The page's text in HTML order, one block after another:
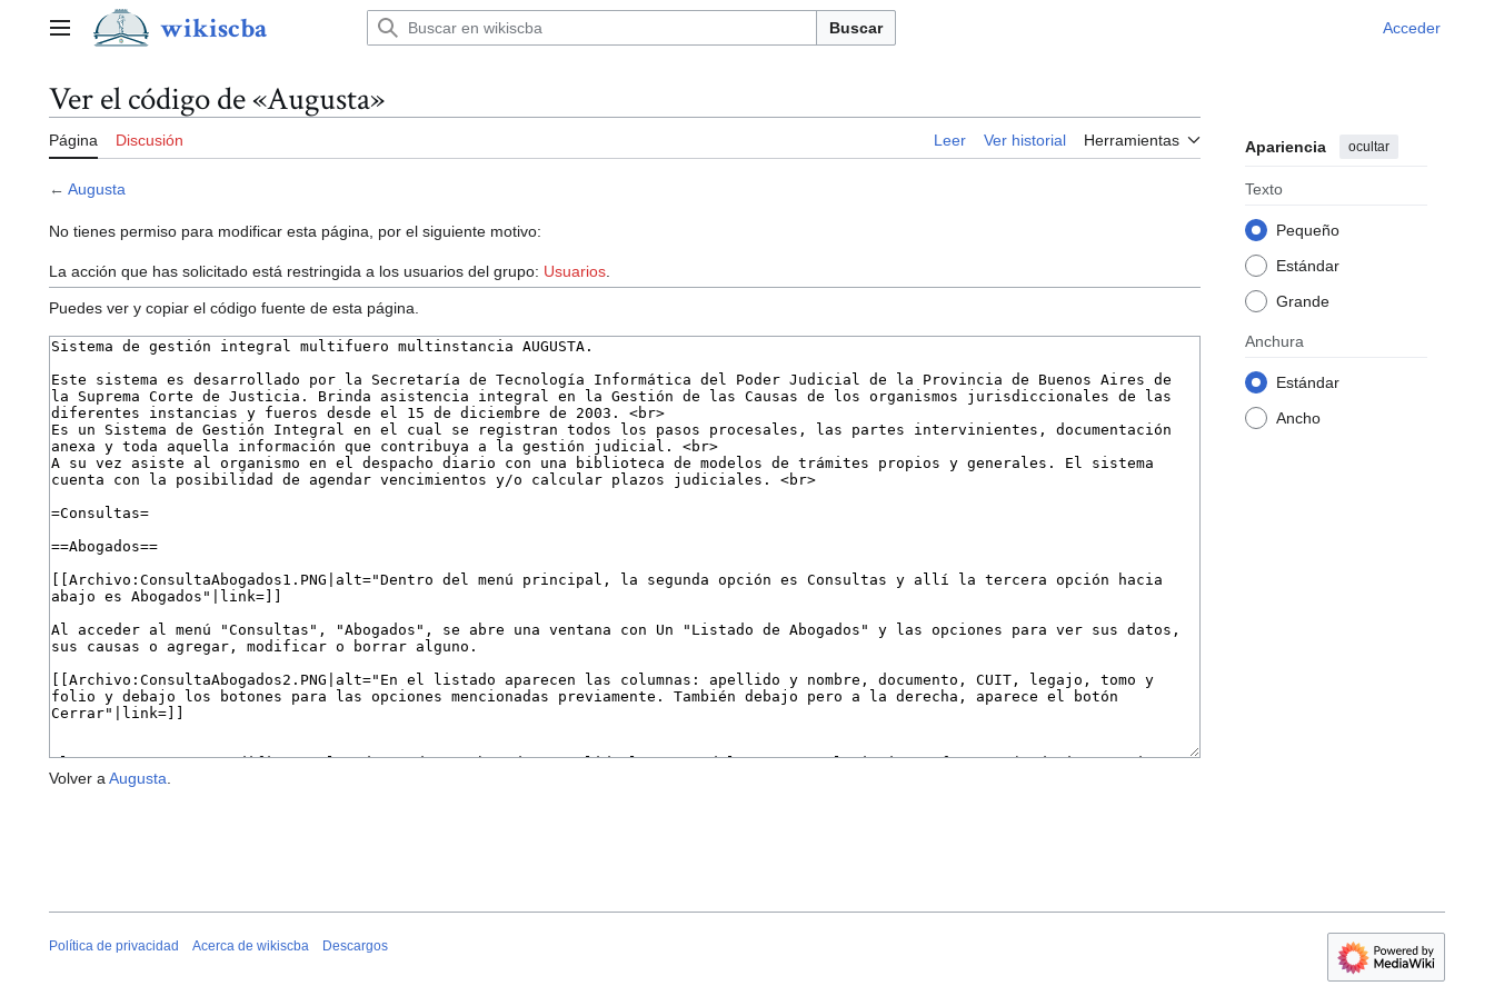
Menú principalwikiscba Buscar Acceder
Ver el código de «Augusta»
Página Discusión Leer Ver historial Herramientas Apariencia ocultar
Texto
Pequeño
Estándar
Grande
Anchura
Estándar
Ancho
← Augusta
No tienes permiso para modificar esta página, por el siguiente motivo:
La acción que has solicitado está restringida a los usuarios del grupo: Usuarios
Puedes ver y copiar el código fuente de esta página.
Volver a Augusta
Política de privacidad Acerca de wikiscba Descargos